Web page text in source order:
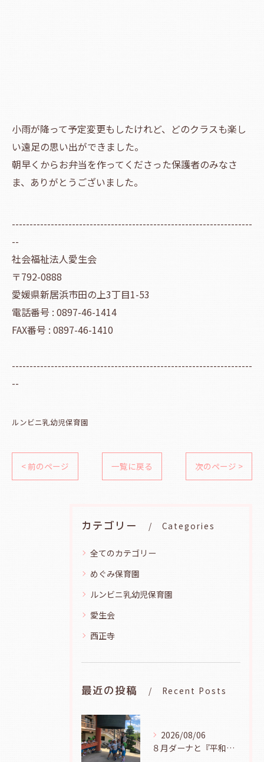
小雨が降って予定変更もしたけれど、どのクラスも楽し
い遠足の思い出ができました。
朝早くからお弁当を作ってくださった保護者のみなさ
ま、ありがとうございました。
--------------------------------------------------------------------
--
社会福祉法人愛生会
〒792-0888
愛媛県新居浜市田の上3丁目1-53
電話番号 : 0897-46-1414
FAX番号 : 0897-46-1410
--------------------------------------------------------------------
--
ルンビニ乳幼児保育園
< 前のページ 一覧に戻る 次のページ >
カテゴリー Categories
全てのカテゴリー
めぐみ保育園
ルンビニ乳幼児保育園
愛生会
西正寺
最近の投稿 Recent Posts
2026/08/06
８月ダーナと『平和の鐘を鳴らそう』（幼児組、８月６日）